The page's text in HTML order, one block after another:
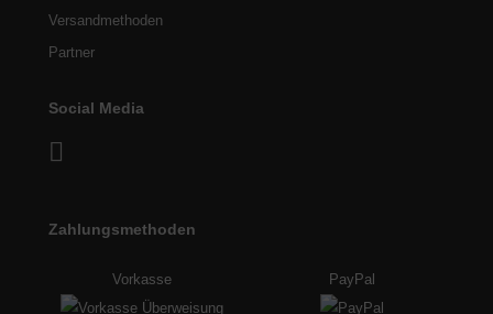
Versandmethoden
Partner
Social Media
Zahlungsmethoden
Vorkasse PayPal